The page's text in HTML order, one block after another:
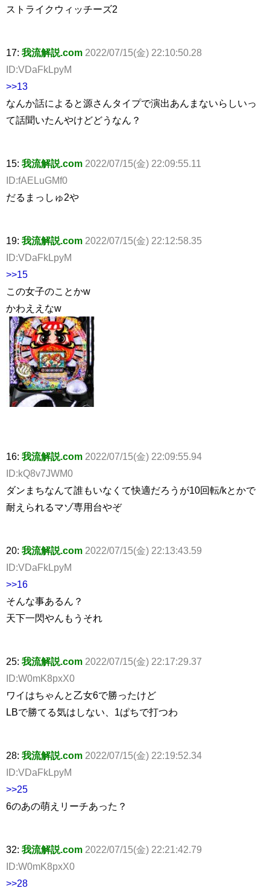
ストライクウィッチーズ2
17: 我流解説.com 2022/07/15(金) 22:10:50.28
ID:VDaFkLpyM
>>13
なんか話によると源さんタイプで演出あんまないらしいっ
て話聞いたんやけどどうなん？
15: 我流解説.com 2022/07/15(金) 22:09:55.11
ID:fAELuGMf0
だるまっしゅ2や
19: 我流解説.com 2022/07/15(金) 22:12:58.35
ID:VDaFkLpyM
>>15
この女子のことかw
かわええなw
16: 我流解説.com 2022/07/15(金) 22:09:55.94
ID:kQ8v7JWM0
ダンまちなんて誰もいなくて快適だろうが10回転/kとかで
耐えられるマゾ専用台やぞ
20: 我流解説.com 2022/07/15(金) 22:13:43.59
ID:VDaFkLpyM
>>16
そんな事あるん？
天下一閃やんもうそれ
25: 我流解説.com 2022/07/15(金) 22:17:29.37
ID:W0mK8pxX0
ワイはちゃんと乙女6で勝ったけど
LBで勝てる気はしない、1ぱちで打つわ
28: 我流解説.com 2022/07/15(金) 22:19:52.34
ID:VDaFkLpyM
>>25
6のあの萌えリーチあった？
32: 我流解説.com 2022/07/15(金) 22:21:42.79
ID:W0mK8pxX0
>>28